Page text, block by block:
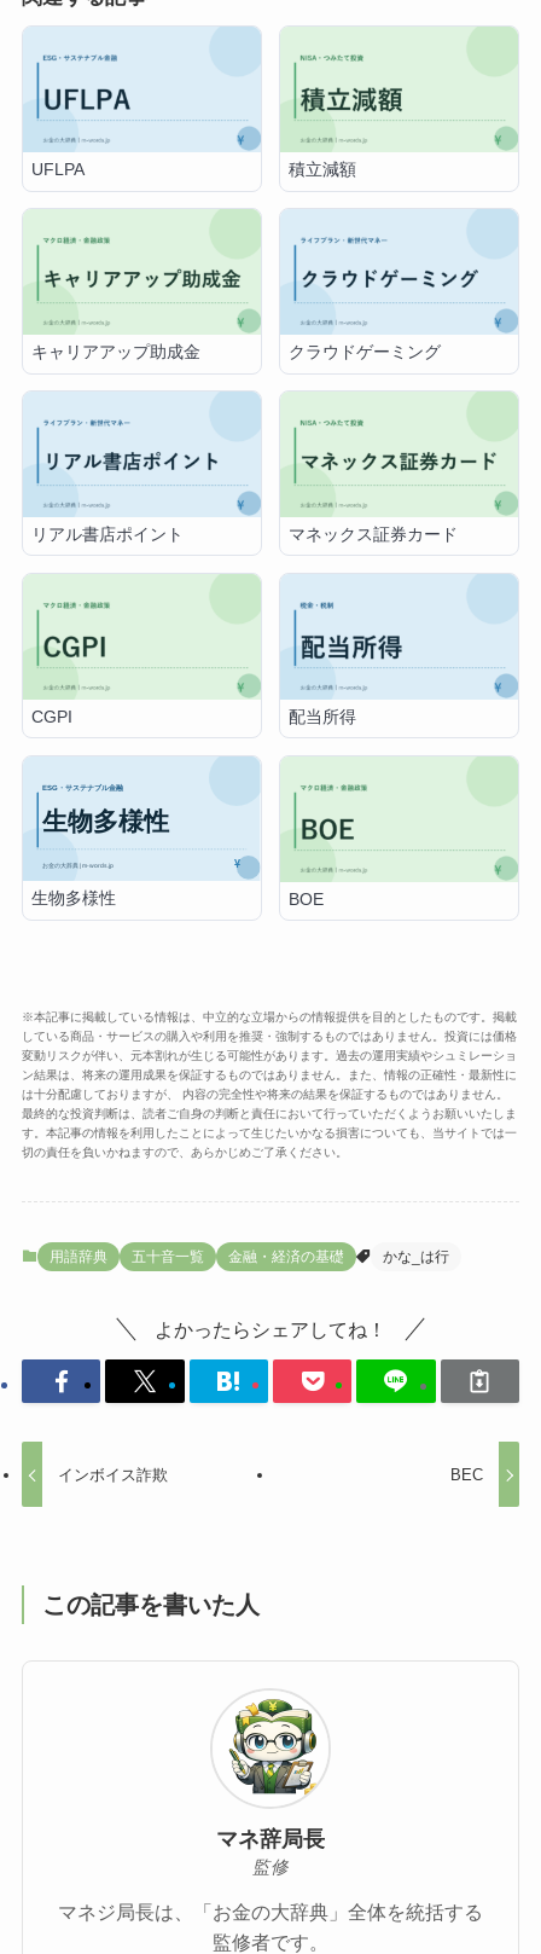
UFLPA 積立減額
キャリアアップ助成金 クラウドゲーミング
リアル書店ポイント マネックス証券カード
CGPI 配当所得
生物多様性 BOE
※本記事に掲載している情報は、中立的な立場からの情報提供を目的としたものです。掲載
している商品・サービスの購入や利用を推奨・強制するものではありません。投資には価格
変動リスクが伴い、元本割れが生じる可能性があります。過去の運用実績やシュミレーショ
ン結果は、将来の運用成果を保証するものではありません。また、情報の正確性・最新性に
は十分配慮しておりますが、 内容の完全性や将来の結果を保証するものではありません。
最終的な投資判断は、読者ご自身の判断と責任において行っていただくようお願いいたしま
す。本記事の情報を利用したことによって生じたいかなる損害についても、当サイトでは一
切の責任を負いかねますので、あらかじめご了承ください。
用語辞典 五十音一覧 金融・経済の基礎 かな_は行
よかったらシェアしてね！
インボイス詐欺 BEC
この記事を書いた人
マネ辞局長
監修
マネジ局長は、「お金の大辞典」全体を統括する
監修者です。